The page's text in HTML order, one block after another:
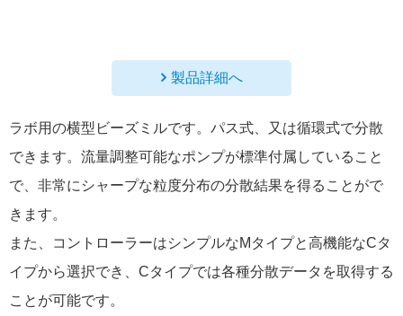
製品詳細へ
ラボ用の横型ビーズミルです。パス式、又は循環式で分散
できます。流量調整可能なポンプが標準付属していること
で、非常にシャープな粒度分布の分散結果を得ることがで
きます。
また、コントローラーはシンプルなMタイプと高機能なCタ
イプから選択でき、Cタイプでは各種分散データを取得する
ことが可能です。